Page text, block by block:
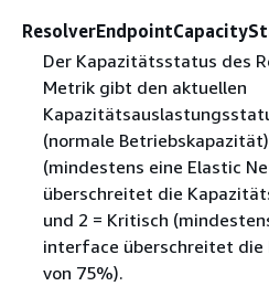
Der Kapazitätsstatus des
Metrik gibt den aktuellen
(normale
(mindestens eine Elastic
überschreitet die
und 2 = Kritisch
interface überschreitet die
von 75%).